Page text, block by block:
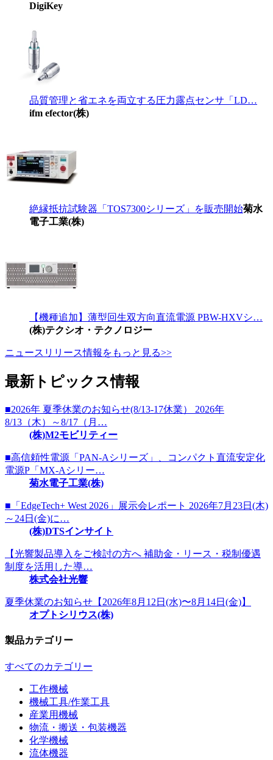
DigiKey
品質管理と省エネを両立する圧力露点センサ「LD…
ifm efector(株)
絶縁抵抗試験器「TOS7300シリーズ」を販売開始菊水
電子工業(株)
【機種追加】薄型回生双方向直流電源 PBW-HXVシ…
(株)テクシオ・テクノロジー
ニュースリリース情報をもっと見る>>
最新トピックス情報
■2026年 夏季休業のお知らせ(8/13-17休業） 2026年
8/13（木）～8/17（月…
(株)M2モビリティー
■高信頼性電源「PAN-Aシリーズ」、コンパクト直流安定化
電源P「MX-Aシリー…
菊水電子工業(株)
■「EdgeTech+ West 2026」展示会レポート 2026年7月23日(木)
～24日(金)に…
(株)DTSインサイト
【光響製品導入をご検討の方へ 補助金・リース・税制優遇
制度を活用した導…
株式会社光響
夏季休業のお知らせ【2026年8月12日(水)〜8月14日(金)】
オプトシリウス(株)
製品カテゴリー
すべてのカテゴリー
工作機械
機械工具/作業工具
産業用機械
物流・搬送・包装機器
化学機械
流体機器